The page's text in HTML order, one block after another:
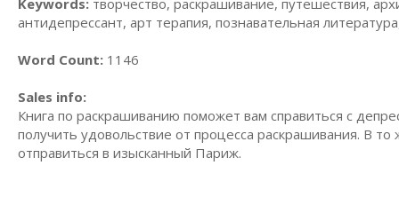
Keywords: творчество, раскрашивание, путешествия,
антидепрессант, арт терапия, познавательная
Word Count: 1146
Sales info:
Книга по раскрашиванию поможет вам справиться с
получить удовольствие от процесса раскрашивания. В
отправиться в изысканный Париж.